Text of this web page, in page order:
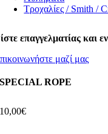
Τροχαλίες / Smith /
επαγγελματίας και
μαζί μας
SPECIAL ROPE
10,00€